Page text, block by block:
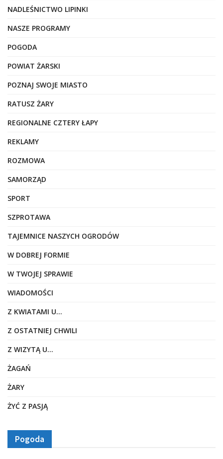
NADLEŚNICTWO LIPINKI
NASZE PROGRAMY
POGODA
POWIAT ŻARSKI
POZNAJ SWOJE MIASTO
RATUSZ ŻARY
REGIONALNE CZTERY ŁAPY
REKLAMY
ROZMOWA
SAMORZĄD
SPORT
SZPROTAWA
TAJEMNICE NASZYCH OGRODÓW
W DOBREJ FORMIE
W TWOJEJ SPRAWIE
WIADOMOŚCI
Z KWIATAMI U…
Z OSTATNIEJ CHWILI
Z WIZYTĄ U…
ŻAGAŃ
ŻARY
ŻYĆ Z PASJĄ
Pogoda